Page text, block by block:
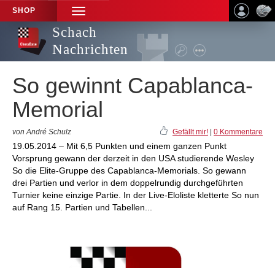
SHOP
TOGGLE
NAVIGATION
Schach
Nachrichten
So gewinnt Capablanca-
Memorial
von André Schulz Gefällt mir! 0 Kommentare
19.05.2014 – Mit 6,5 Punkten und einem ganzen Punkt
Vorsprung gewann der derzeit in den USA studierende Wesley
So die Elite-Gruppe des Capablanca-Memorials. So gewann
drei Partien und verlor in dem doppelrundig durchgeführten
Turnier keine einzige Partie. In der Live-Eloliste kletterte So nun
auf Rang 15. Partien und Tabellen...